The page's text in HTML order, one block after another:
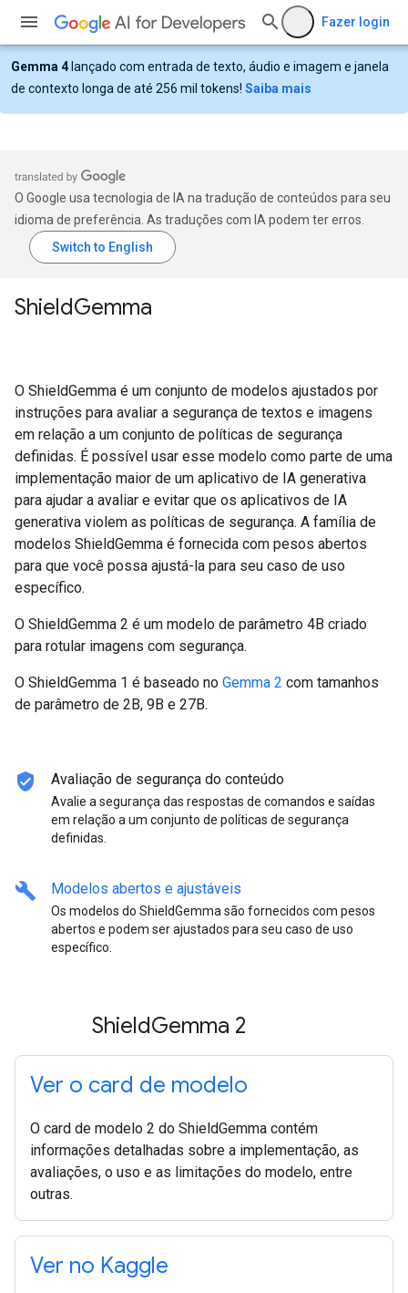
Fazer login
Gemma 4 lançado com entrada de texto, áudio e imagem e janela
de contexto longa de até 256 mil tokens! Saiba mais
O Google usa tecnologia de IA na tradução de conteúdos para seu
idioma de preferência. As traduções com IA podem ter erros.
ShieldGemma
O ShieldGemma é um conjunto de modelos ajustados por
instruções para avaliar a segurança de textos e imagens
em relação a um conjunto de políticas de segurança
definidas. É possível usar esse modelo como parte de uma
implementação maior de um aplicativo de IA generativa
para ajudar a avaliar e evitar que os aplicativos de IA
generativa violem as políticas de segurança. A família de
modelos ShieldGemma é fornecida com pesos abertos
para que você possa ajustá-la para seu caso de uso
específico.
O ShieldGemma 2 é um modelo de parâmetro 4B criado
para rotular imagens com segurança.
O ShieldGemma 1 é baseado no Gemma 2 com tamanhos
de parâmetro de 2B, 9B e 27B.
verified_user Avaliação de segurança do conteúdo
Avalie a segurança das respostas de comandos e saídas
em relação a um conjunto de políticas de segurança
definidas.
build Modelos abertos e ajustáveis
Os modelos do ShieldGemma são fornecidos com pesos
abertos e podem ser ajustados para seu caso de uso
específico.
ShieldGemma 2
Ver o card de modelo
O card de modelo 2 do ShieldGemma contém
informações detalhadas sobre a implementação, as
avaliações, o uso e as limitações do modelo, entre
outras.
Ver no Kaggle